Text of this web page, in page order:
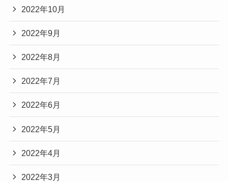
2022年10月
2022年9月
2022年8月
2022年7月
2022年6月
2022年5月
2022年4月
2022年3月